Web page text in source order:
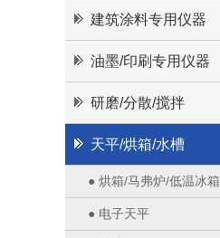
建筑涂料专用仪器
油墨/印刷专用仪器
研磨/分散/搅拌
天平/烘箱/水槽
● 烘箱/马弗炉/低温冰箱
● 电子天平